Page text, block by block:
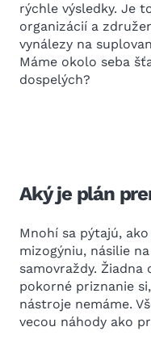
rýchle výsledky. Je
organizácií a
vynálezy na
Máme okolo seba
dospelých?
Aký je plán
Mnohí sa pýtajú,
mizogýniu, násilie
samovraždy. Žiadna
pokorné priznanie
nástroje nemáme.
vecou náhody ako